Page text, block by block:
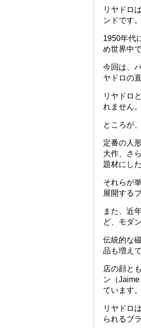
リヤドロ
ンドです。
1950年代
め世界中
今回は、
ヤドロの
リヤドロ
れません。
ところが
定番の人
大作、さ
題材にし
それらが
展開する
また、近
ど、モダ
伝統的な
品も増え
店の顔と
ン（
ています。
リヤドロ
られるブ